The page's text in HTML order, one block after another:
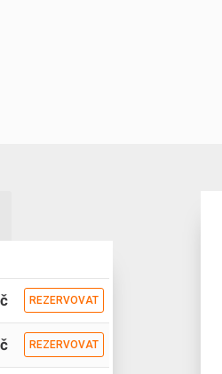
REZERVOVAT
REZERVOVAT